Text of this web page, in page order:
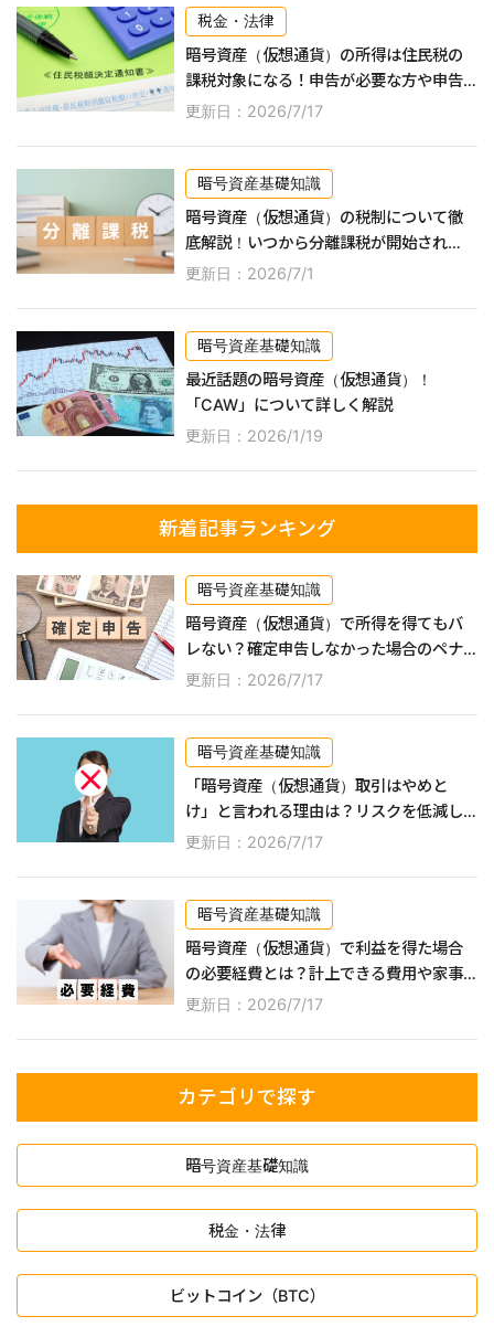
税金・法律
暗号資産（仮想通貨）の所得は住民税の
課税対象になる！申告が必要な方や申告
するやり方などを紹介
更新日：2026/7/17
暗号資産基礎知識
暗号資産（仮想通貨）の税制について徹
底解説！いつから分離課税が開始され
る？
更新日：2026/7/1
暗号資産基礎知識
最近話題の暗号資産（仮想通貨）！
「CAW」について詳しく解説
更新日：2026/1/19
新着記事ランキング
暗号資産基礎知識
暗号資産（仮想通貨）で所得を得てもバ
レない？確定申告しなかった場合のペナ
ルティなどを詳しく解説！
更新日：2026/7/17
暗号資産基礎知識
「暗号資産（仮想通貨）取引はやめと
け」と言われる理由は？リスクを低減し
ながら利益を得る方法なども紹介！
更新日：2026/7/17
暗号資産基礎知識
暗号資産（仮想通貨）で利益を得た場合
の必要経費とは？計上できる費用や家事
按分の方法などを解説！
更新日：2026/7/17
カテゴリで探す
暗号資産基礎知識
税金・法律
ビットコイン（BTC）